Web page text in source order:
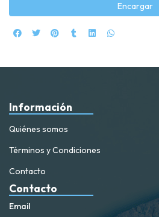
Encargar
Información
Quiénes somos
Términos y Condiciones
Contacto
Contacto
Email